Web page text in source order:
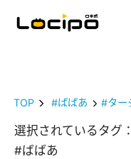
TOP #ばばあ #ター
選択されているタグ：
#ばばあ